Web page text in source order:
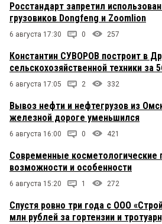
Росстандарт запретил
грузовиков Dongfeng и Zoomlion
6 августа 17:30 0 257
Константин СУВОРОВ построит в
сельскохозяйственной техники за
6 августа 17:05 2 332
Вывоз нефти и нефтегрузов из
железной дороге уменьшился
6 августа 16:00 0 421
Современные косметологические
возможности и особенности
6 августа 15:20 1 272
Спустя ровно три года с ООО
млн рублей за гортензии и